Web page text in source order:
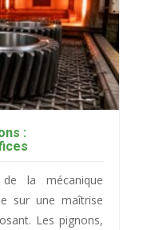
:
la mécanique
sur une maîtrise
Les pignons,